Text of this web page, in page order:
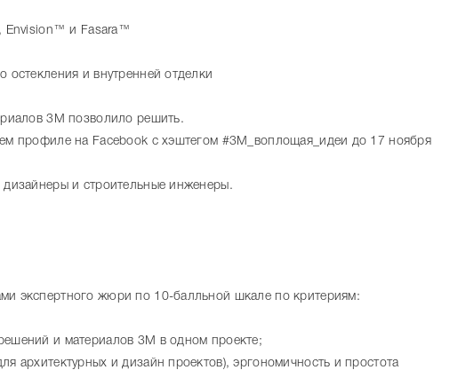
Envision™ и Fasara™
остекления и внутренней отделки
3М позволило решить.
профиле на Facebook с хэштегом #3M_воплощая_идеи до 17 ноября
и строительные инженеры.
экспертного жюри по 10-балльной шкале по критериям:
и материалов 3М в одном проекте;
архитектурных и дизайн проектов), эргономичность и простота